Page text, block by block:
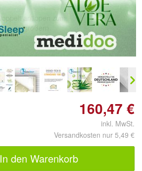
Doppelt antippen zum
vergrößern
160,47 €
inkl. MwSt.
Versandkosten nur 5,49 €
In den Warenkorb